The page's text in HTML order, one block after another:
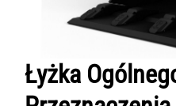
Łyżka